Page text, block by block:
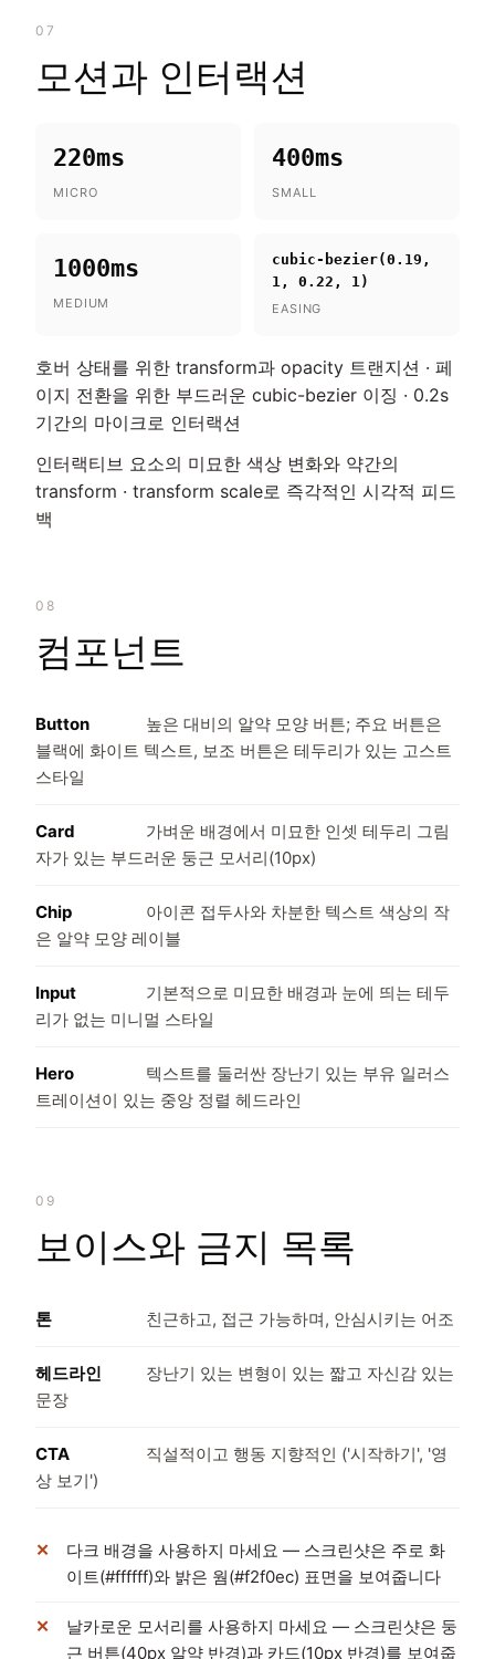
07
모션과 인터랙션
220ms
MICRO
400ms
SMALL
1000ms
MEDIUM
cubic-bezier(0.19,
1, 0.22, 1)
EASING
호버 상태를 위한 transform과 opacity 트랜지션 · 페
이지 전환을 위한 부드러운 cubic-bezier 이징 · 0.2s
기간의 마이크로 인터랙션
인터랙티브 요소의 미묘한 색상 변화와 약간의
transform · transform scale로 즉각적인 시각적 피드
백
08
컴포넌트
Button
높은 대비의 알약 모양 버튼; 주요 버튼은
블랙에 화이트 텍스트, 보조 버튼은 테두리가 있는 고스트
스타일
Card
가벼운 배경에서 미묘한 인셋 테두리 그림
자가 있는 부드러운 둥근 모서리(10px)
Chip
아이콘 접두사와 차분한 텍스트 색상의 작
은 알약 모양 레이블
Input
기본적으로 미묘한 배경과 눈에 띄는 테두
리가 없는 미니멀 스타일
Hero
텍스트를 둘러싼 장난기 있는 부유 일러스
트레이션이 있는 중앙 정렬 헤드라인
09
보이스와 금지 목록
톤 친근하고, 접근 가능하며, 안심시키는 어조
헤드라인
장난기 있는 변형이 있는 짧고 자신감 있는
문장
CTA
직설적이고 행동 지향적인 ('시작하기', '영
상 보기')
다크 배경을 사용하지 마세요 — 스크린샷은 주로 화
이트(#ffffff)와 밝은 웜(#f2f0ec) 표면을 보여줍니다
날카로운 모서리를 사용하지 마세요 — 스크린샷은 둥
근 버튼(40px 알약 반경)과 카드(10px 반경)를 보여줍